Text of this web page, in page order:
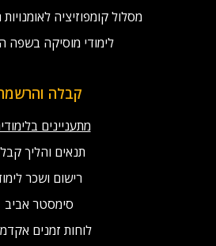
מסלול קומפוזיציה
לימודי מוסיקה בשפה
קבלה
מתעניינים
תנאים והליך
רישום ושכר
סימסטר אביב
לוחות זמנים